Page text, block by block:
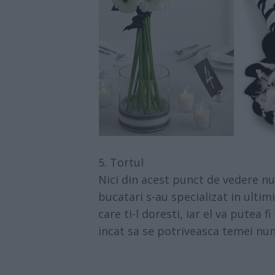
5. Tortul
Nici din acest punct de vedere
bucatari s-au specializat in
care ti-l doresti, iar el va putea
incat sa se potriveasca temei